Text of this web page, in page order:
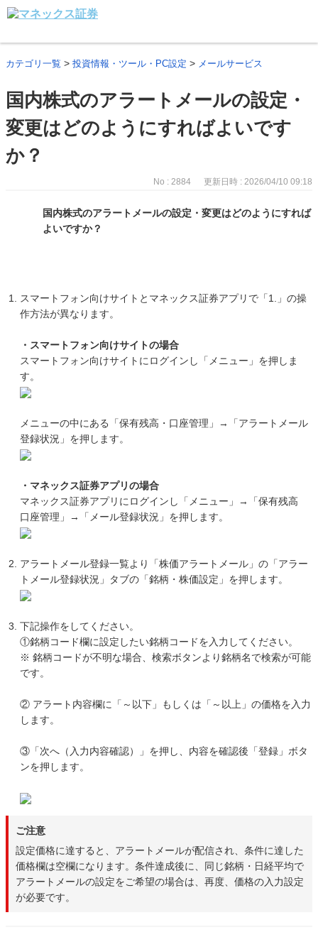
カテゴリ一覧 > 投資情報・ツール・PC設定 > メールサービス
国内株式のアラートメールの設定・
変更はどのようにすればよいです
か？
No : 2884 更新日時 : 2026/04/10 09:18
国内株式のアラートメールの設定・変更はどのようにすれば
よいですか？
スマートフォン向けサイトとマネックス証券アプリで「1.」の操
作方法が異なります。
・スマートフォン向けサイトの場合
スマートフォン向けサイトにログインし「メニュー」を押しま
す。
メニューの中にある「保有残高・口座管理」→「アラートメール
登録状況」を押します。
・マネックス証券アプリの場合
マネックス証券アプリにログインし「メニュー」→「保有残高
口座管理」→「メール登録状況」を押します。
アラートメール登録一覧より「株価アラートメール」の「アラー
トメール登録状況」タブの「銘柄・株価設定」を押します。
下記操作をしてください。
①銘柄コード欄に設定したい銘柄コードを入力してください。
※ 銘柄コードが不明な場合、検索ボタンより銘柄名で検索が可能
です。
② アラート内容欄に「～以下」もしくは「～以上」の価格を入力
します。
③「次へ（入力内容確認）」を押し、内容を確認後「登録」ボタ
ンを押します。
ご注意
設定価格に達すると、アラートメールが配信され、条件に達した
価格欄は空欄になります。条件達成後に、同じ銘柄・日経平均で
アラートメールの設定をご希望の場合は、再度、価格の入力設定
が必要です。